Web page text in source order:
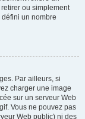
ou simplement
défini un nombre
Par ailleurs, si
charger une image
sur un serveur Web
Vous ne pouvez pas
Web public) ni des